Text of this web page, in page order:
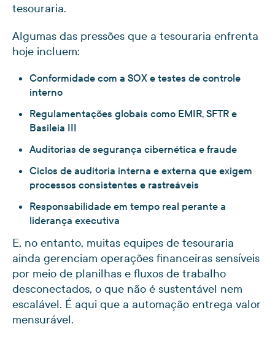
tesouraria.
Algumas das pressões que a tesouraria enfrenta
hoje incluem:
Conformidade com a SOX e testes de controle
interno
Regulamentações globais como EMIR, SFTR e
Basileia III
Auditorias de segurança cibernética e fraude
Ciclos de auditoria interna e externa que exigem
processos consistentes e rastreáveis
Responsabilidade em tempo real perante a
liderança executiva
E, no entanto, muitas equipes de tesouraria
ainda gerenciam operações financeiras sensíveis
por meio de planilhas e fluxos de trabalho
desconectados, o que não é sustentável nem
escalável. É aqui que a automação entrega valor
mensurável.